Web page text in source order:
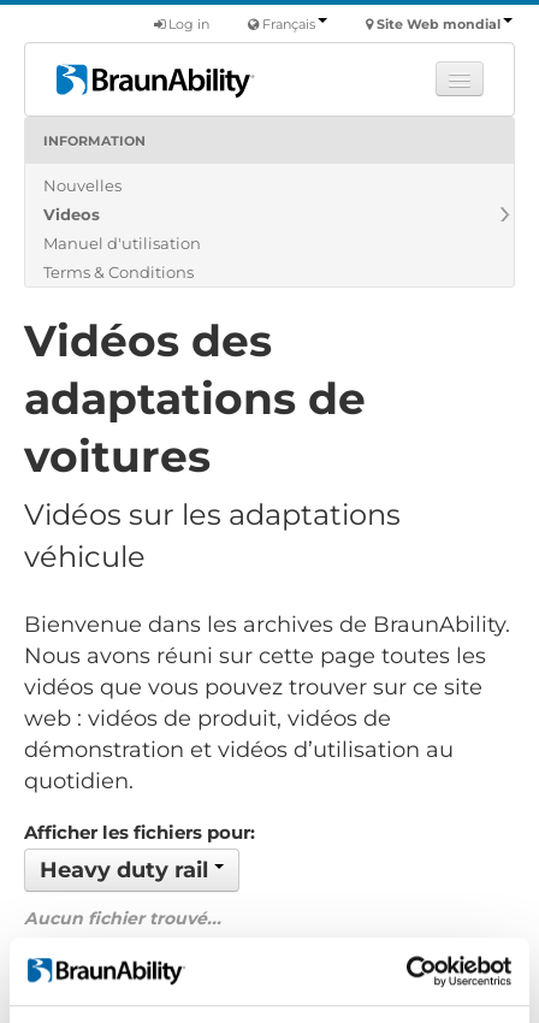
Site Web mondial
Français
Log in
Produits
Nous
Trouver un revendeur
INFORMATION
Nouvelles
Videos
Manuel d'utilisation
Terms & Conditions
Vidéos des
adaptations de
voitures
Vidéos sur les adaptations
véhicule
Bienvenue dans les archives de BraunAbility.
Nous avons réuni sur cette page toutes les
vidéos que vous pouvez trouver sur ce site
web : vidéos de produit, vidéos de
démonstration et vidéos d’utilisation au
quotidien.
Afficher les fichiers pour:
Heavy duty rail
Aucun fichier trouvé...
Commandé par: Nom de fichier